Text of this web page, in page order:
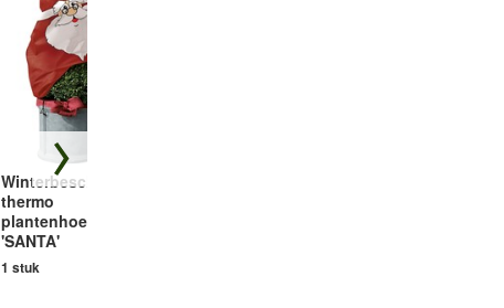
Winterbescherming
thermo
plantenhoes
'SANTA'
1 stuk